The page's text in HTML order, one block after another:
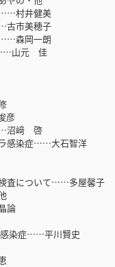
……村井健美
古市美穂子
……森岡一朗
……山元 佳
彦
沼﨑 啓
感染症……大石智洋
査について……多屋馨子
論
感染症……平川賢史